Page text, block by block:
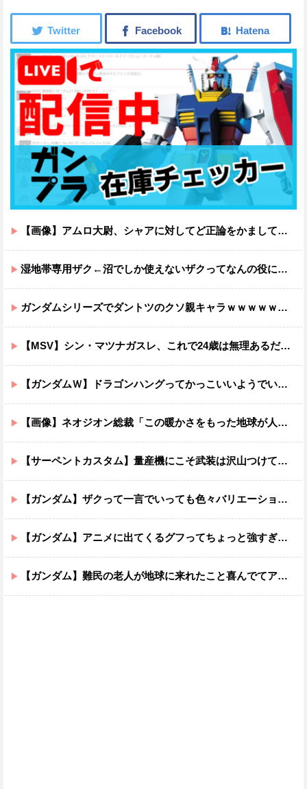
【画像】アムロ大尉、シャアに対してど正論をかましてしまうｗｗｗｗｗｗｗｗｗｗ
湿地帯専用ザク←沼でしか使えないザクってなんの役に立つ設定なんだ？
ガンダムシリーズでダントツのクソ親キャラｗｗｗｗｗｗｗｗｗｗｗｗ
【MSV】シン・マツナガスレ、これで24歳は無理あるだろ…
【ガンダムＷ】ドラゴンハングってかっこいいようでいて実は全然かっこよくないのでは？
【画像】ネオジオン総裁「この暖かさをもった地球が人間さえ破壊するんだ（汗だく）」
【サーペントカスタム】量産機にこそ武装は沢山つけてほしいよね
【ガンダム】ザクって一言でいっても色々バリエーションがあるよね
【ガンダム】アニメに出てくるグフってちょっと強すぎじゃない？
【ガンダム】難民の老人が地球に来れたこと喜んでてアレ？連邦もやってることヤバくない？ってなる